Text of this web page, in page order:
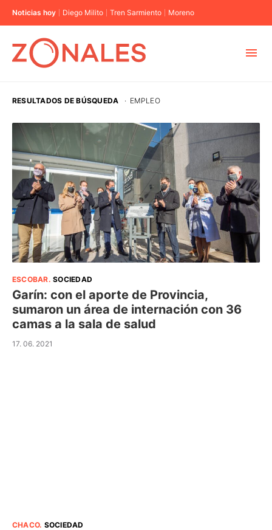
Noticias hoy Diego Milito Tren Sarmiento Moreno
CABA
BUENOS AIRES
PROVINCIAS
ELECCIONES 2023
RESULTADOS DE BÚSQUEDA · EMPLEO
ESCOBAR.SOCIEDAD
Garín: con el aporte de Provincia,
sumaron un área de internación con 36
camas a la sala de salud
17. 06. 2021
CHACO. SOCIEDAD